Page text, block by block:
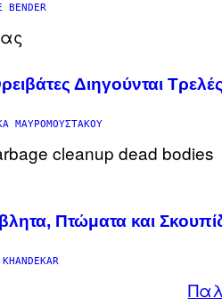
BENDER
Διηγούνται
ΜΑΥΡΟΜΟΎΣΤΑΚΟΥ
Πτώματα και